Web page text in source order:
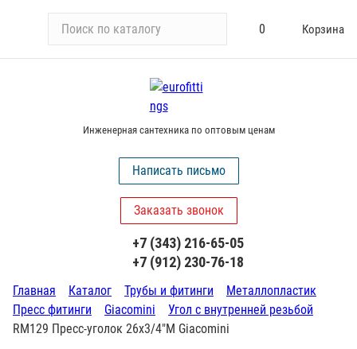
и
у
0 Корзина
Инженерная сантехника по оптовым ценам
Написать письмо
Заказать звонок
+7 (343) 216-65-05
+7 (912) 230-76-18
Главная Каталог Трубы и фитинги
Металлопластик
Пресс фитинги
Giacomini
Угол с внутренней резьбой
RM129 Пресс-уголок 26х3/4"М Giacomini